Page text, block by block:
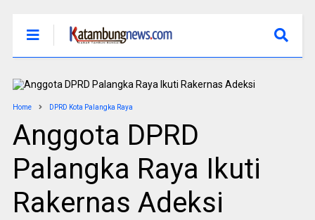
Home DPRD Kota Palangka Raya
Anggota DPRD
Palangka Raya Ikuti
Rakernas Adeksi